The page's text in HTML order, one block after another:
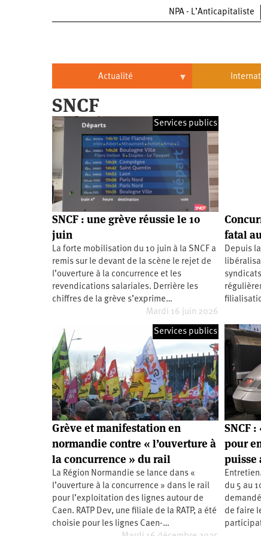
NPA - L’Anticapitaliste
Actualité
Actualité
Politique
Entreprises
Entreprises
Automobile
Aéronautique
Commerce
Hôpitaux
SNCF
Services
publics
Oppressions
Oppressions
Antiracisme
Féminisme
LGBTI
Économie
Éducation
Santé
Vidéos
Dans
mon
département
Brésil
Chine
États-
Unis
Continents
Continents
Afrique
Amérique
Nord
Amérique
latine
Asie
Europe
Moyen-
Orient
Océanie
SNCF
Services publics
SNCF : une grève réussie le 10
juin
La forte mobilisation du 10 juin à la SNCF a
remis sur le devant de la scène le rejet de
l’ouverture à la concurrence et les
revendications salariales. Derrière les
chiffres de la grève s’exprime…
Mardi 16 juin 2026
fatal
Depuis
Services publics
Grève et manifestation en
normandie contre « l’ouverture à
la concurrence » du rail
La Région Normandie se lance dans «
l’ouverture à la concurrence » dans le rail
pour l’exploitation des lignes autour de
Caen. RATP Dev, une filiale de la RATP, a été
choisie pour les lignes Caen-…
SNCF
pour
puisse
du 5 au
de faire